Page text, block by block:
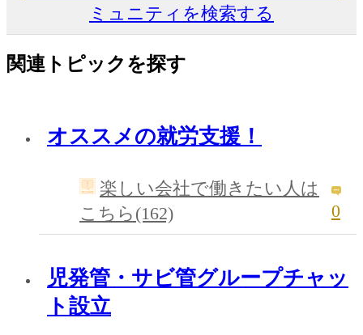
ミュニティを検索する
関連トピックを探す
オススメの就労支援！
楽しい会社で働きたい人は
こちら(162)
0
児発管・サビ管グループチャッ
ト設立